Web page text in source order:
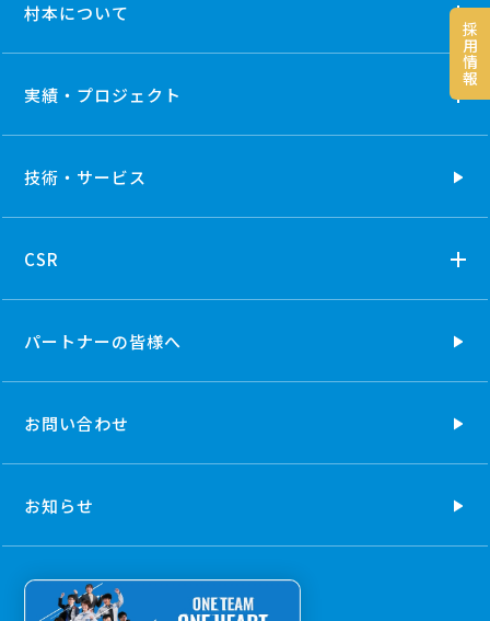
採
用
情
報
村本について
実績・プロジェクト
技術・ サービス
CSR
パートナーの皆様へ
お問い合わせ
お知らせ